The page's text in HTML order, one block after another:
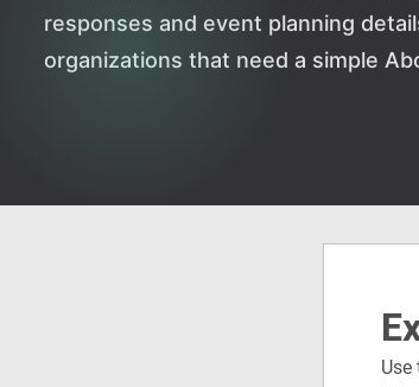
responses and event planning
organizations that need a simple